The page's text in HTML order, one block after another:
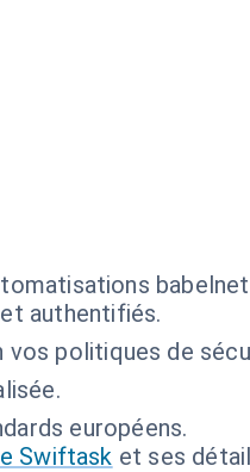
authentifiés.
politiques de
européens.
Swiftask et ses